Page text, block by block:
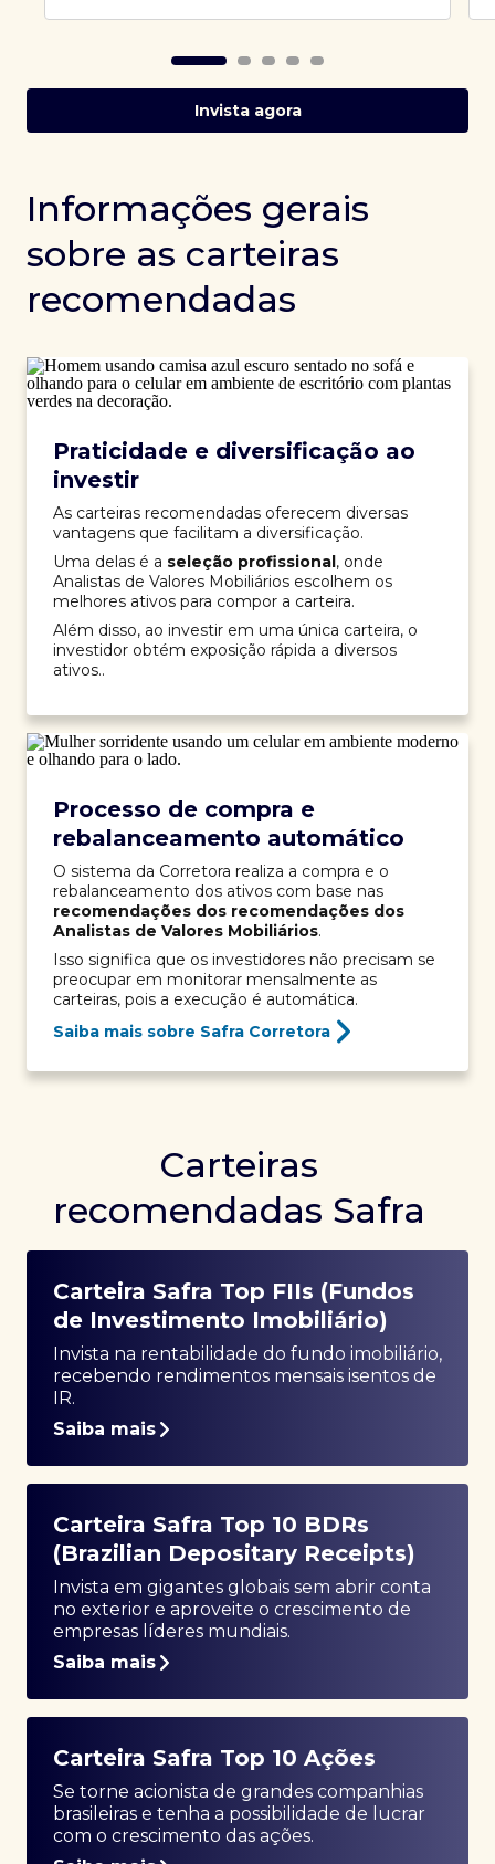
Invista agora
Informações gerais
sobre as carteiras
recomendadas
Praticidade e diversificação ao
investir
As carteiras recomendadas oferecem diversas
vantagens que facilitam a diversificação.
Uma delas é a seleção profissional, onde
Analistas de Valores Mobiliários escolhem os
melhores ativos para compor a carteira.
Além disso, ao investir em uma única carteira, o
investidor obtém exposição rápida a diversos
ativos..
Processo de compra e
rebalanceamento automático
O sistema da Corretora realiza a compra e o
rebalanceamento dos ativos com base nas
recomendações dos recomendações dos
Analistas de Valores Mobiliários.
Isso significa que os investidores não precisam se
preocupar em monitorar mensalmente as
carteiras, pois a execução é automática.
Saiba mais sobre Safra Corretora
Carteiras
recomendadas Safra
Carteira Safra Top FIIs (Fundos
de Investimento Imobiliário)
Invista na rentabilidade do fundo imobiliário,
recebendo rendimentos mensais isentos de
IR.
Saiba mais
Carteira Safra Top 10 BDRs
(Brazilian Depositary Receipts)
Invista em gigantes globais sem abrir conta
no exterior e aproveite o crescimento de
empresas líderes mundiais.
Saiba mais
Carteira Safra Top 10 Ações
Se torne acionista de grandes companhias
brasileiras e tenha a possibilidade de lucrar
com o crescimento das ações.